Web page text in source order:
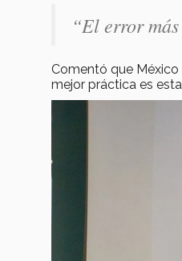
“El error
Comentó que México
mejor práctica es